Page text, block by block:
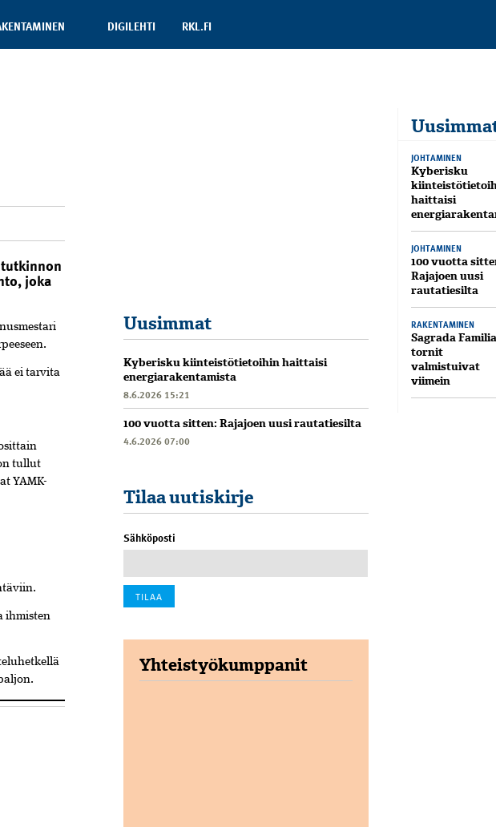
DIGILEHTI RKL.FI
JOHTAMINEN
Kyberisku
haittaisi
JOHTAMINEN
100 vuotta
Rajajoen uusi
rautatiesilta
RAKENTAMINEN
Sagrada
tornit
valmistuivat
viimein
joka
ei tarvita
tullut
YAMK-
ihmisten
Uusimmat
Kyberisku kiinteistötietoihin haittaisi
energiarakentamista
8.6.2026 15:21
100 vuotta sitten: Rajajoen uusi rautatiesilta
4.6.2026 07:00
Tilaa uutiskirje
Sähköposti
Yhteistyökumppanit